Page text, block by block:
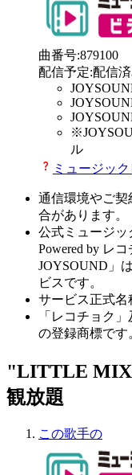
曲番号:879100
配信予定:配信
※
ル
ミュージッ
通信環境やご
合があります。
公式ミュージッ
Powered by レ
JOYSOUND」
ビスです。
サービス正式名
「レコチョク
の登録商標です
"LITTLE
観放題
この歌手の